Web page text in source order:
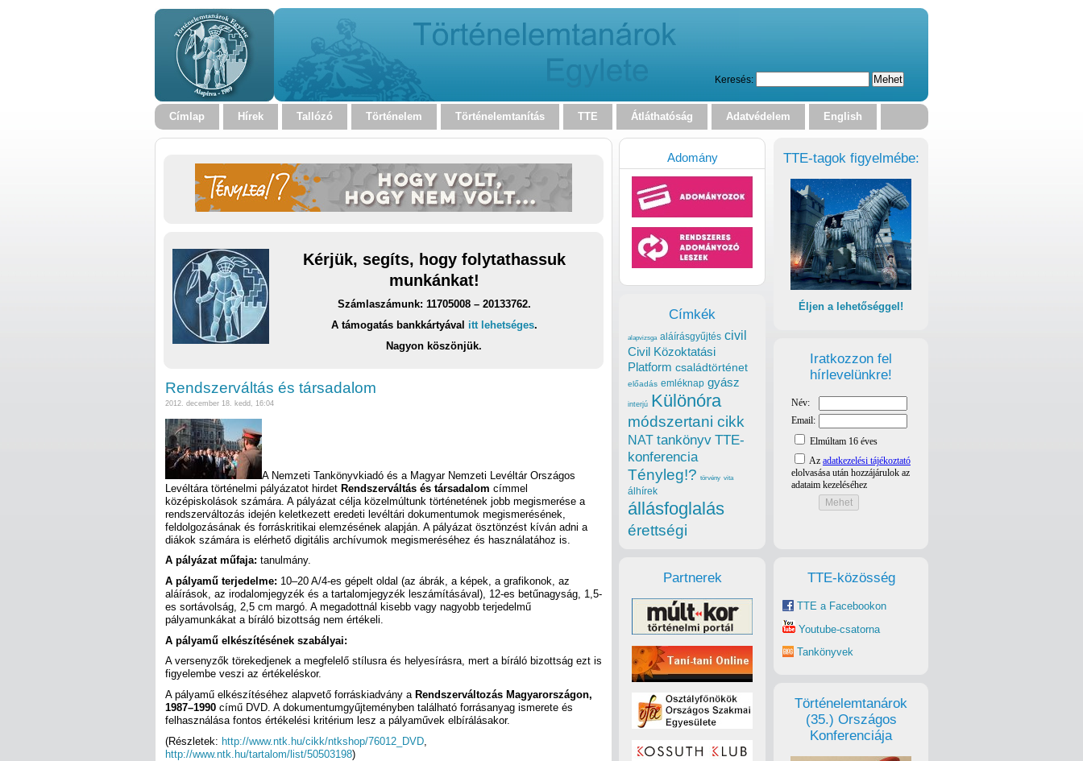
Keresés:
Címlap Hírek Tallózó Történelem Történelemtanítás TTE Átláthatóság Adatvédelem English
Kérjük, segíts, hogy folytathassuk
munkánkat!
Számlaszámunk: 11705008 – 20133762.
A támogatás bankkártyával itt lehetséges.
Nagyon köszönjük.
Rendszerváltás és társadalom
2012. december 18. kedd, 16:04
A Nemzeti Tankönyvkiadó és a Magyar Nemzeti Levéltár Országos
Levéltára történelmi pályázatot hirdet Rendszerváltás és társadalom címmel
középiskolások számára. A pályázat célja közelmúltunk történetének jobb megismerése a
rendszerváltozás idején keletkezett eredeti levéltári dokumentumok megismerésének,
feldolgozásának és forráskritikai elemzésének alapján. A pályázat ösztönzést kíván adni a
diákok számára is elérhető digitális archívumok megismeréséhez és használatához is.
A pályázat műfaja: tanulmány.
A pályamű terjedelme: 10–20 A/4-es gépelt oldal (az ábrák, a képek, a grafikonok, az
aláírások, az irodalomjegyzék és a tartalomjegyzék leszámításával), 12-es betűnagyság, 1,5-
es sortávolság, 2,5 cm margó. A megadottnál kisebb vagy nagyobb terjedelmű
pályamunkákat a bíráló bizottság nem értékeli.
A pályamű elkészítésének szabályai:
A versenyzők törekedjenek a megfelelő stílusra és helyesírásra, mert a bíráló bizottság ezt is
figyelembe veszi az értékeléskor.
A pályamű elkészítéséhez alapvető forráskiadvány a Rendszerváltozás Magyarországon,
1987–1990 című DVD. A dokumentumgyűjteményben található forrásanyag ismerete és
felhasználása fontos értékelési kritérium lesz a pályaművek elbírálásakor.
(Részletek: http://www.ntk.hu/cikk/ntkshop/76012_DVD
http://www.ntk.hu/tartalom/list/50503198)
TTE-tagok figyelmébe:
Éljen a lehetőséggel!
Iratkozzon fel
hírlevelünkre!
TTE-közösség
TTE a Facebookon
Youtube-csatorna
Tankönyvek
Történelemtanárok
(35.) Országos
Konferenciája
Adomány
Címkék
alapvizsga aláírásgyűjtés civil
Civil Közoktatási
Platform családtörténet
előadás emléknap gyász
interjú Különóra
módszertani cikk
NAT tankönyv TTE-
konferencia
Tényleg!? törvény vita
álhírek
állásfoglalás
érettségi
Partnerek